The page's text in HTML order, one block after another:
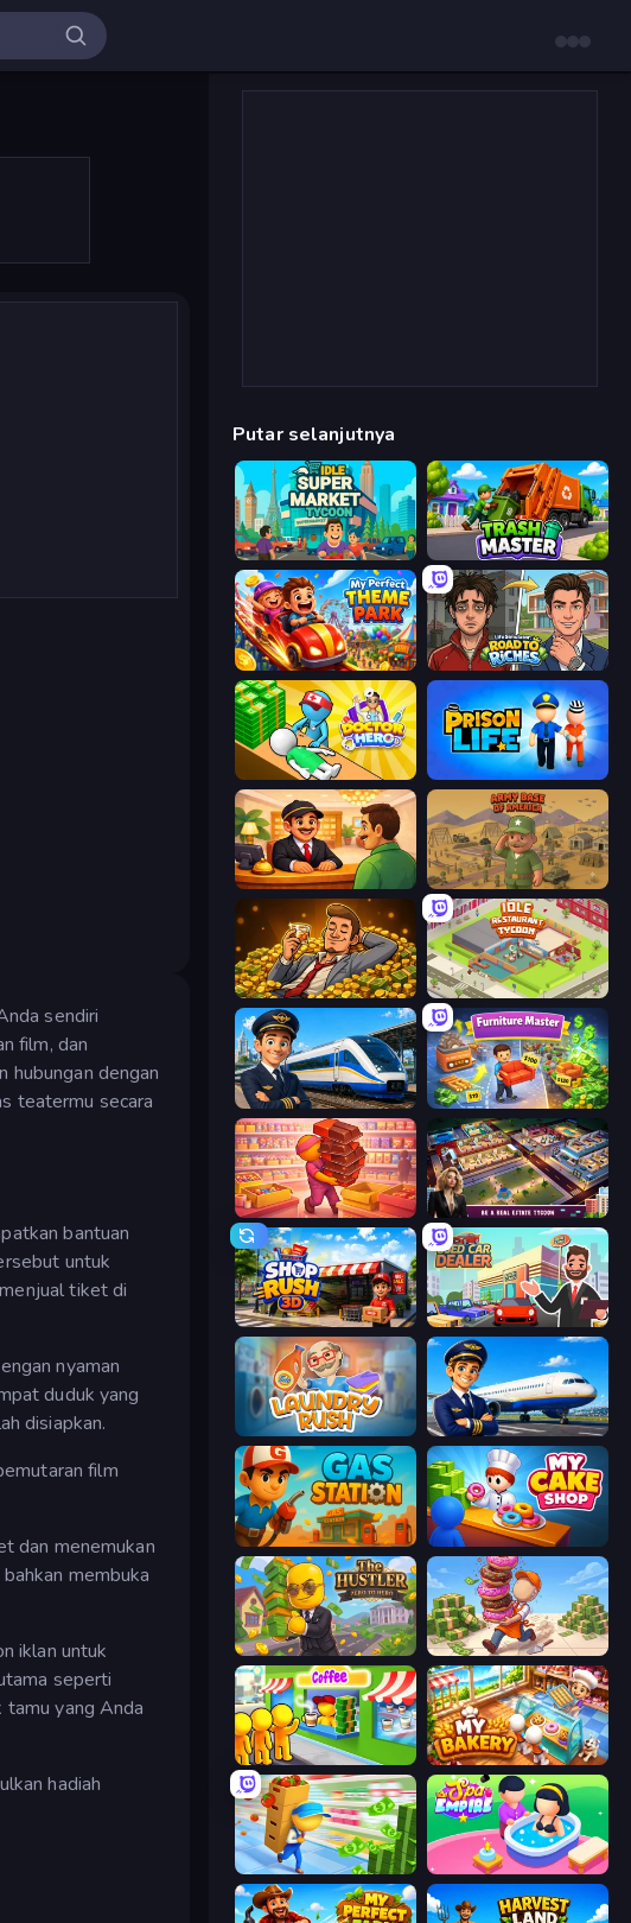
sendiri
film, dan
hubungan dengan
teatermu secara
bantuan
untuk
tiket di
nyaman
duduk yang
disiapkan.
film
dan menemukan
membuka
iklan untuk
seperti
yang Anda
hadiah
Putar selanjutnya
Idle Supermarket Tycoon Trash Master
My Perfect Theme Park Life Simulator: Road to Riches
Doctor Hero Prison Life
Army Base Of America
Idle Billionaire Tycoon Idle Restaurant Tycoon
Idle Train Empire Tycoon Furniture Master: Idle Tycoon
Candy Packing Store LandLord - Real Estate Tycoon
Shop Rush 3D Used Car Dealer Tycoon
Laundry Rush Idle Airport Tycoon
Gas Station My Cake Shop
The Hustler Donut Place
Coffee Idle My bakery
Supermarket Empire Spa Empire